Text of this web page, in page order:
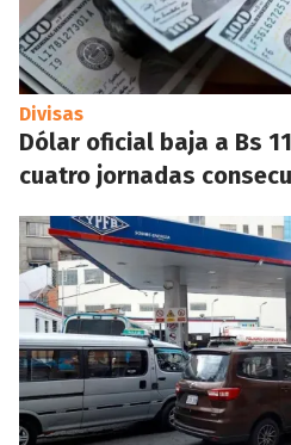
Divisas
Dólar oficial baja a Bs
cuatro jornadas